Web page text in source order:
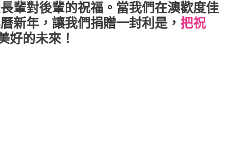
輩對後輩的祝福。當我們在澳歡度佳
新年，讓我們捐贈一封利是， 把祝
好的未來！